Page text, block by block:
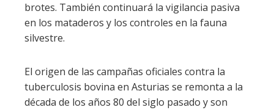
brotes. También continuará la vigilancia pasiva
en los mataderos y los controles en la fauna
silvestre.
El origen de las campañas oficiales contra la
tuberculosis bovina en Asturias se remonta a la
década de los años 80 del siglo pasado y son